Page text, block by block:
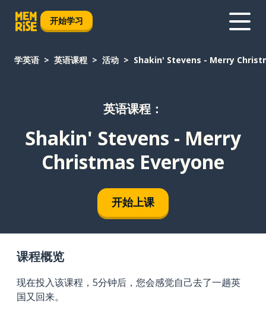
开始学习
学英语 英语课程 活动 Shakin' Stevens - Merry
英语课程：
Shakin' Stevens - Merry
Christmas Everyone
开始上课
课程概览
现在投入该课程，5分钟后，您会感觉自己去了一趟英
国又回来。